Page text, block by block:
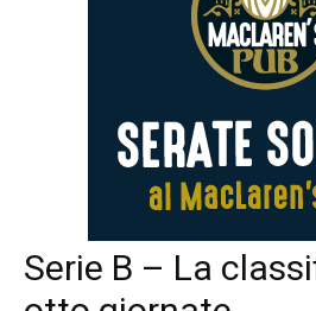
Serie B – La